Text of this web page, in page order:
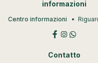
informazioni
Centro informazioni
Contatto